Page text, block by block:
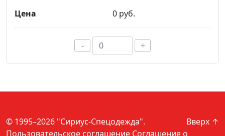
0 руб.
- +
Вверх ↑
© 1995–2026 "Сириус-Спецодежда".
Пользовательское соглашение Соглашение о